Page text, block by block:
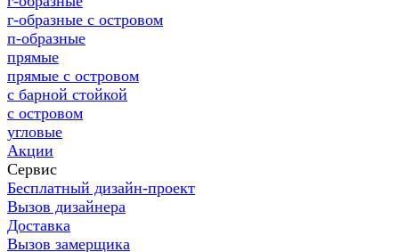
г-образные с островом
п-образные
прямые
прямые с островом
с барной стойкой
с островом
угловые
Акции
Сервис
Бесплатный дизайн-проект
Вызов дизайнера
Доставка
Вызов замерщика